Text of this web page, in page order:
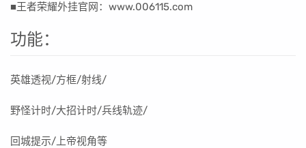
■王者荣耀外挂官网：www.006115.com
功能：
英雄透视/方框/射线/
野怪计时/大招计时/兵线轨迹/
回城提示/上帝视角等